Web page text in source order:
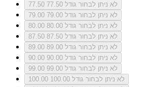
77.50
לא ניתן לבחור גודל 77.50
79.00
לא ניתן לבחור גודל 79.00
80.00
לא ניתן לבחור גודל 80.00
87.50
לא ניתן לבחור גודל 87.50
89.00
לא ניתן לבחור גודל 89.00
90.00
לא ניתן לבחור גודל 90.00
99.00
לא ניתן לבחור גודל 99.00
100.00
לא ניתן לבחור גודל 100.00